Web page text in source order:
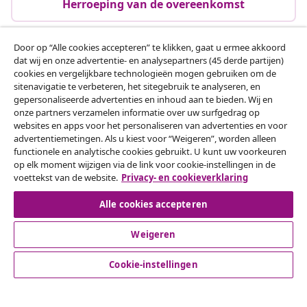
producten voor jouw ruimte, wensen en behoeften.
Wil je alles weten over een specifieke woonstijl? Ook dan
zit je bij ons goed. Op onze pagina met verschillende
woonstijlenvertellen we je graag alles over elke stijl. Van
industrieel en landelijk tot Scandinavisch en Bohemian.
Ontdek welke stijl het best bij jou past en maak van jouw
huis een thuis.
Laat je inspireren door de creatieve ideeën van onze
klanten
Scroll door onze#sharemevidaxl-galerijen zie hoe
anderen onze meubels en accessoires combineren. Van
gezellige woonkamers tot stijlvolle tuinen, je vindt tussen
alle foto’s volop inspiratie. Ontdek slimme tips voor het
inrichten van kleine ruimtes of zie hoe een enkel
meubelstuk een hele kamer kan transformeren.
Heb je zelf een geweldige manier gevonden om onze
producten te stylen? Deel je foto met ons. We zijn altijd
Herroeping van de overeenkomst
Klantenservice
Zakelijk
vidaXL
Ontdek meer
Door op “Alle cookies accepteren” te klikken, gaat u ermee akkoord
dat wij en onze advertentie- en analysepartners (45 derde partijen)
cookies en vergelijkbare technologieën mogen gebruiken om de
sitenavigatie te verbeteren, het sitegebruik te analyseren, en
gepersonaliseerde advertenties en inhoud aan te bieden. Wij en
onze partners verzamelen informatie over uw surfgedrag op
websites en apps voor het personaliseren van advertenties en voor
advertentiemetingen. Als u kiest voor “Weigeren”, worden alleen
functionele en analytische cookies gebruikt. U kunt uw voorkeuren
op elk moment wijzigen via de link voor cookie-instellingen in de
voettekst van de website. Privacy- en cookieverklaring
Alle cookies accepteren
Weigeren
Cookie-instellingen